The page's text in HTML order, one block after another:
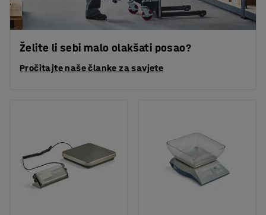
Želite li sebi malo olakšati posao?
Pročitajte naše članke za savjete